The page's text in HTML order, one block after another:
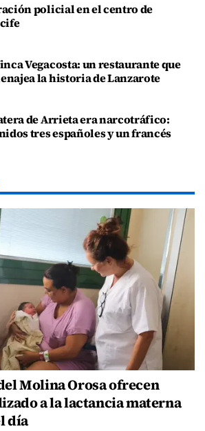
policial en el centro de
Vegacosta: un restaurante que
la historia de Lanzarote
de Arrieta era narcotráfico:
tres españoles y un francés
Molina Orosa ofrecen
a la lactancia materna
día